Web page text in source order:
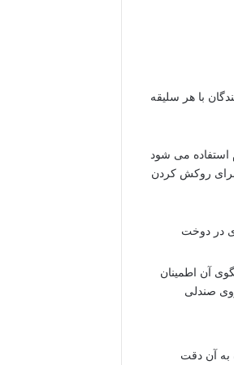
با هر سلیقه
استفاده می شود
روکش کردن
در دوخت
آن اطمینان
صندلی
به آن دقت